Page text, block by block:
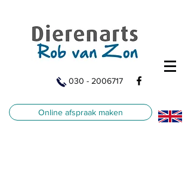
030 - 2006717
Online afspraak maken